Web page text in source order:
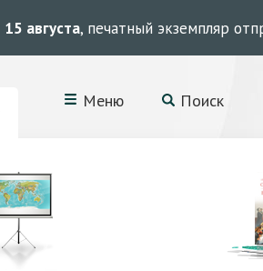
15 августа, печатный экземпляр
Меню Поиск